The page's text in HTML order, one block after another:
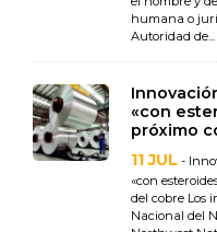
humana o
Autoridad de...
«con
próximo
11 JUL -
«con
del cobre Los
Nacional del